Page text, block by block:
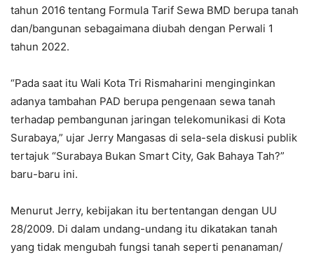
tahun 2016 tentang Formula Tarif Sewa BMD berupa tanah
dan/bangunan sebagaimana diubah dengan Perwali 1
tahun 2022.
“Pada saat itu Wali Kota Tri Rismaharini menginginkan
adanya tambahan PAD berupa pengenaan sewa tanah
terhadap pembangunan jaringan telekomunikasi di Kota
Surabaya,” ujar Jerry Mangasas di sela-sela diskusi publik
tertajuk “Surabaya Bukan Smart City, Gak Bahaya Tah?”
baru-baru ini.
Menurut Jerry, kebijakan itu bertentangan dengan UU
28/2009. Di dalam undang-undang itu dikatakan tanah
yang tidak mengubah fungsi tanah seperti penanaman/